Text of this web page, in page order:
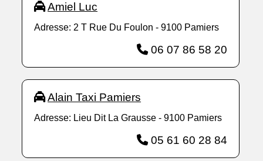
Amiel Luc
Adresse: 2 T Rue Du Foulon - 9100 Pamiers
06 07 86 58 20
Alain Taxi Pamiers
Adresse: Lieu Dit La Grausse - 9100 Pamiers
05 61 60 28 84